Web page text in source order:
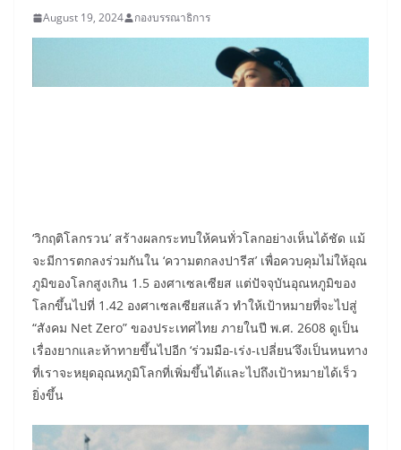
August 19, 2024 กองบรรณาธิการ
‘วิกฤติโลกรวน’ สร้างผลกระทบให้คนทั่วโลกอย่างเห็นได้ชัด แม้
จะมีการตกลงร่วมกันใน ‘ความตกลง​ปารีส’ เพื่อควบคุมไม่ให้อุณ
ภูมิของโลกสูงเกิน 1.5 องศาเซลเซียส แต่ปัจจุบันอุณหภูมิของ
โลกขึ้นไปที่ 1.42 องศาเซลเซียสแล้ว ทำให้เป้าหมายที่จะไปสู่
“สังคม Net Zero” ของประเทศไทย ภายในปี พ.ศ. 2608 ดูเป็น
เรื่องยากและท้าทายขึ้นไปอีก ‘ร่วมมือ-เร่ง-เปลี่ยน’จึงเป็นหนทาง
ที่เราจะหยุดอุณหภูมิโลกที่เพิ่มขึ้นได้และไปถึงเป้าหมายได้เร็ว
ยิ่งขึ้น